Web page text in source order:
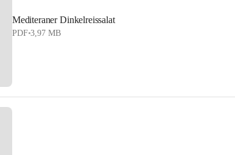
Mediteraner Dinkelreissalat
PDF•3,97 MB